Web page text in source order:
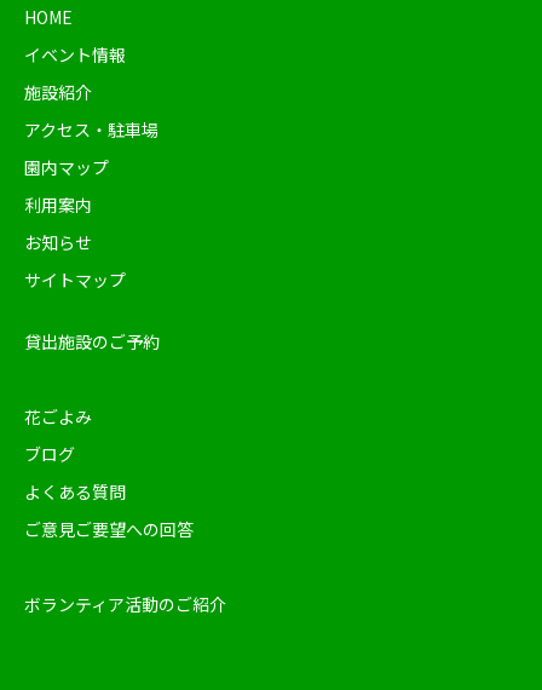
HOME
イベント情報
施設紹介
アクセス・駐車場
園内マップ
利用案内
お知らせ
サイトマップ
貸出施設のご予約
花ごよみ
ブログ
よくある質問
ご意見ご要望への回答
ボランティア活動のご紹介